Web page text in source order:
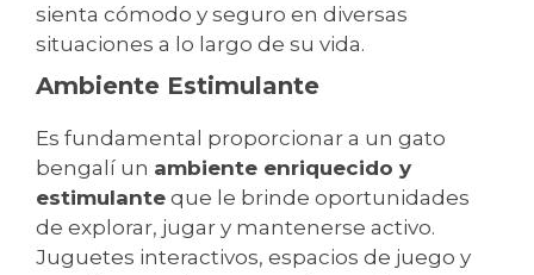
sienta cómodo y seguro en diversas
situaciones a lo largo de su vida.
Ambiente Estimulante
Es fundamental proporcionar a un gato
bengalí un ambiente enriquecido y
estimulante que le brinde oportunidades
de explorar, jugar y mantenerse activo.
Juguetes interactivos, espacios de juego y